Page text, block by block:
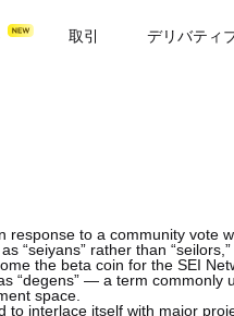
取引 デリバティ
to a community vote
“seiyans” rather than
the beta coin for the SEI
“degens” — a term commonly
space.
interlace itself with major